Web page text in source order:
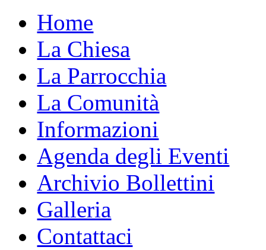
Home
La Chiesa
La Parrocchia
La Comunità
Informazioni
Agenda degli Eventi
Archivio Bollettini
Galleria
Contattaci